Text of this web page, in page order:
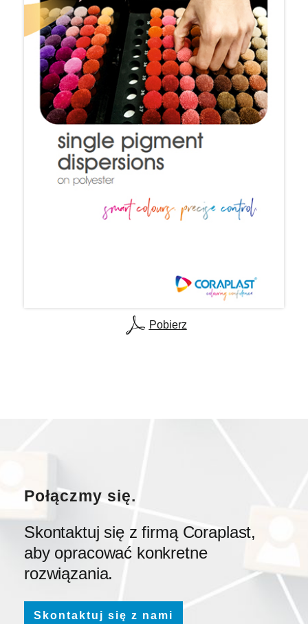
Pobierz
Połączmy się.
Skontaktuj się z firmą Coraplast,
aby opracować konkretne
rozwiązania.
Skontaktuj się z nami